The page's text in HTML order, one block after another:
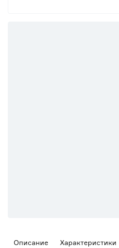
Описание Характеристики